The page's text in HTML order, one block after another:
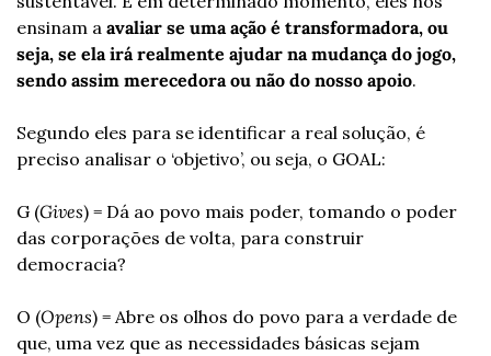
ensinam a avaliar se uma ação é transformadora, ou
seja, se ela irá realmente ajudar na mudança do jogo,
sendo assim merecedora ou não do nosso apoio.
Segundo eles para se identificar a real solução, é
preciso analisar o ‘objetivo’, ou seja, o GOAL:
G (Gives) = Dá ao povo mais poder, tomando o poder
das corporações de volta, para construir
democracia?
O (Opens) = Abre os olhos do povo para a verdade de
que, uma vez que as necessidades básicas sejam